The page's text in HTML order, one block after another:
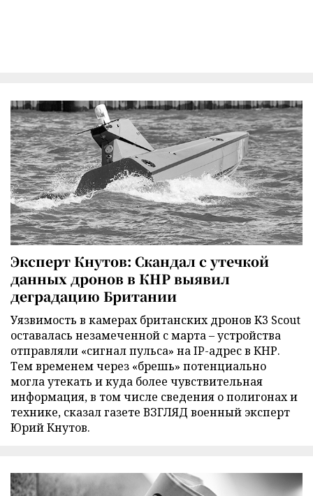
Эксперт Кнутов: Скандал с утечкой
данных дронов в КНР выявил
деградацию Британии
Уязвимость в камерах британских дронов K3 Scout
оставалась незамеченной с марта – устройства
отправляли «сигнал пульса» на IP-адрес в КНР.
Тем временем через «брешь» потенциально
могла утекать и куда более чувствительная
информация, в том числе сведения о полигонах и
технике, сказал газете ВЗГЛЯД военный эксперт
Юрий Кнутов.